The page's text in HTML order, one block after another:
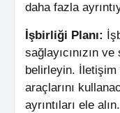
daha fazla
İşbirliği Planı:
sağlayıcınızın
belirleyin. İletişim
araçlarını
ayrıntıları ele alın.